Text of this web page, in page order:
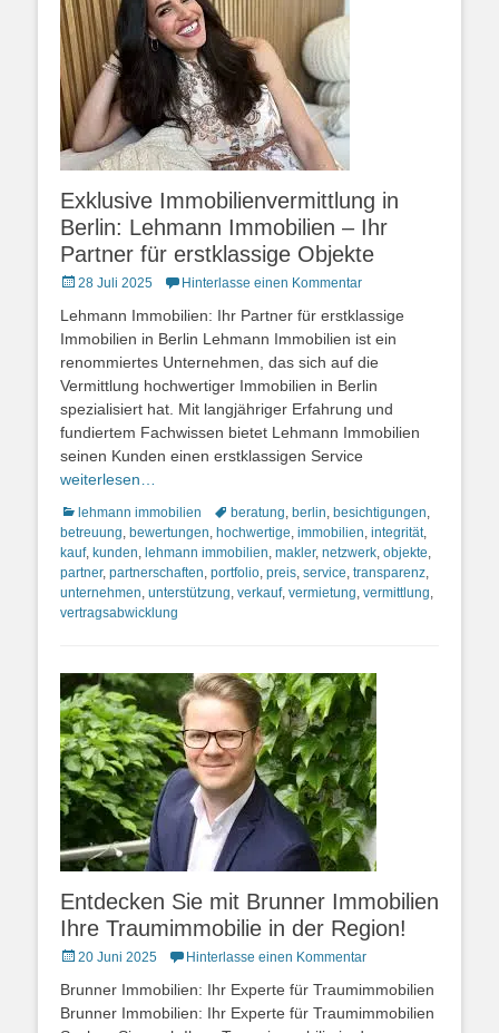
Exklusive Immobilienvermittlung in
Berlin: Lehmann Immobilien – Ihr
Partner für erstklassige Objekte
Posted
28 Juli 2025 Hinterlasse einen Kommentar
Lehmann Immobilien: Ihr Partner für erstklassige
Immobilien in Berlin Lehmann Immobilien ist ein
renommiertes Unternehmen, das sich auf die
Vermittlung hochwertiger Immobilien in Berlin
spezialisiert hat. Mit langjähriger Erfahrung und
fundiertem Fachwissen bietet Lehmann Immobilien
seinen Kunden einen erstklassigen Service
weiterlesen…
Kategorien
lehmann immobilien Schlagworte
beratung, berlin, besichtigungen,
betreuung, bewertungen, hochwertige, immobilien, integrität,
kauf, kunden, lehmann immobilien, makler, netzwerk, objekte,
partner, partnerschaften, portfolio, preis, service, transparenz,
unternehmen, unterstützung, verkauf, vermietung, vermittlung,
vertragsabwicklung
Entdecken Sie mit Brunner Immobilien
Ihre Traumimmobilie in der Region!
Posted
20 Juni 2025 Hinterlasse einen Kommentar
Brunner Immobilien: Ihr Experte für Traumimmobilien
Brunner Immobilien: Ihr Experte für Traumimmobilien